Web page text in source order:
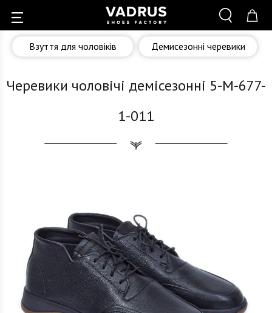
Взуття для чоловіків Демисезонні черевики
Черевики чоловічі демісезонні 5-M-677-
1-011